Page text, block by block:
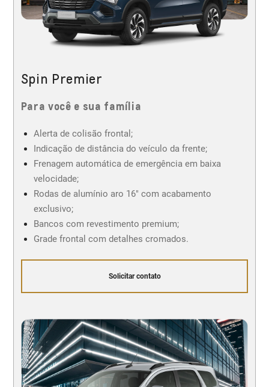
Spin Premier
Para você e sua família
Alerta de colisão frontal;
Indicação de distância do veículo da frente;
Frenagem automática de emergência em baixa
velocidade;
Rodas de alumínio aro 16" com acabamento
exclusivo;
Bancos com revestimento premium;
Grade frontal com detalhes cromados.
Solicitar contato